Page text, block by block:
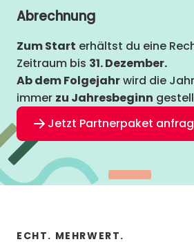
Abrechnung
Zum Start erhältst du eine
Zeitraum bis 31. Dezember.
Ab dem Folgejahrwird die
immer zu Jahresbeginn
Jetzt Partnerpaket
ECHT. MEHRWERT.